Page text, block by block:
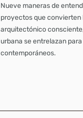
Nueve maneras de
proyectos que
arquitectónico
urbana se entrelazan
contemporáneos.